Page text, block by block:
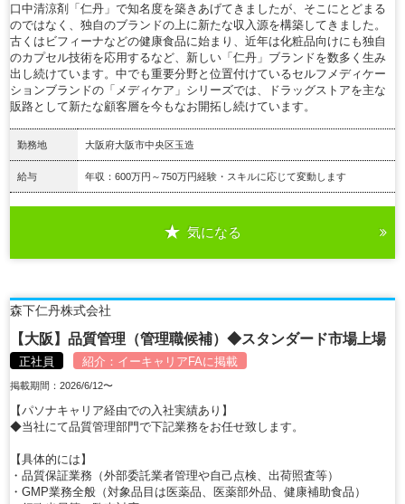
口中清涼剤「仁丹」で知名度を築きあげてきましたが、そこにとどまる
のではなく、独自のブランドの上に新たな収入源を構築してきました。
古くはビフィーナなどの健康食品に始まり、近年は化粧品向けにも独自
のカプセル技術を応用するなど、新しい「仁丹」ブランドを数多く生み
出し続けています。中でも重要分野と位置付けているセルフメディケー
ションブランドの「メディケア」シリーズでは、ドラッグストアを主な
販路として新たな顧客層を今もなお開拓し続けています。
勤務地 大阪府大阪市中央区玉造
給与 年収：600万円～750万円経験・スキルに応じて変動します
気になる
森下仁丹株式会社
【大阪】品質管理（管理職候補）◆スタンダード市場上場
正社員 紹介： イーキャリアFAに掲載
掲載期間：2026/6/12〜
【パソナキャリア経由での入社実績あり】
◆当社にて品質管理部門で下記業務をお任せ致します。
【具体的には】
・品質保証業務（外部委託業者管理や自己点検、出荷照査等）
・GMP業務全般（対象品目は医薬品、医薬部外品、健康補助食品）